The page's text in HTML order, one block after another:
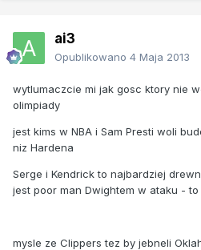
ai3
Opublikowano 4 Maja 2013
wytlumaczcie mi jak gosc ktory nie
olimpiady
jest kims w NBA i Sam Presti woli
niz Hardena
Serge i Kendrick to najbardziej
jest poor man Dwightem w ataku -
mysle ze Clippers tez by jebneli